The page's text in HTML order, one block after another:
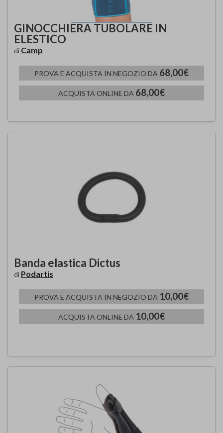
GINOCCHIERA TUBOLARE IN
ELESTICO
di Camp
PROVA E ACQUISTA IN NEGOZIO DA 68,00€
ACQUISTA ONLINE DA 68,00€
Banda elastica Dictus
di Podartis
PROVA E ACQUISTA IN NEGOZIO DA 10,00€
ACQUISTA ONLINE DA 10,00€